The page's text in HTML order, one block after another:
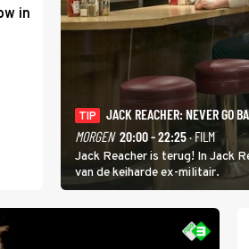
in
TIP
JACK REACHER: NEVER GO
MORGEN 20:00 - 22:25· FILM
Jack Reacher is terug! In Jack
van de keiharde ex-militair.